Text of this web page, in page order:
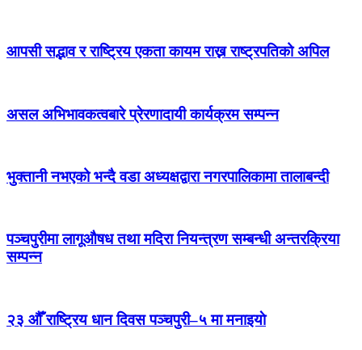
आपसी सद्भाव र राष्ट्रिय एकता कायम राख्न राष्ट्रपतिको अपिल
असल अभिभावकत्वबारे प्रेरणादायी कार्यक्रम सम्पन्न
भुक्तानी नभएको भन्दै वडा अध्यक्षद्वारा नगरपालिकामा तालाबन्दी
पञ्चपुरीमा लागूऔषध तथा मदिरा नियन्त्रण सम्बन्धी अन्तरक्रिया
सम्पन्न
२३ औँ राष्ट्रिय धान दिवस पञ्चपुरी–५ मा मनाइयाे